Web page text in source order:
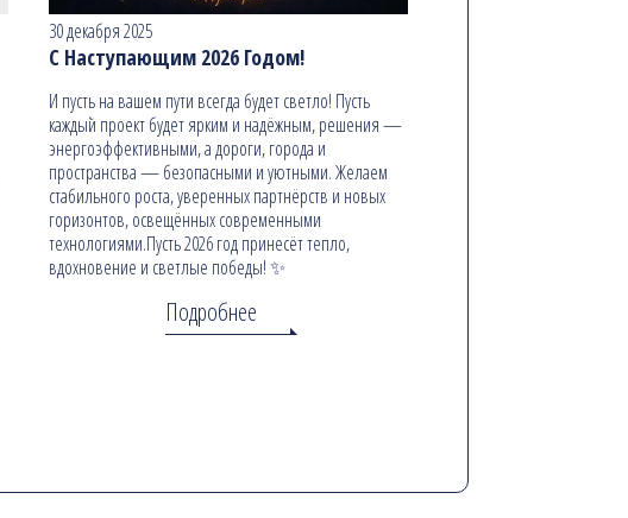
30 декабря 2025
С Наступающим 2026 Годом!
И пусть на вашем пути всегда будет светло! Пусть
каждый проект будет ярким и надёжным, решения —
энергоэффективными, а дороги, города и
пространства — безопасными и уютными. Желаем
стабильного роста, уверенных партнёрств и новых
горизонтов, освещённых современными
технологиями.Пусть 2026 год принесёт тепло,
вдохновение и светлые победы! ✨
Подробнее